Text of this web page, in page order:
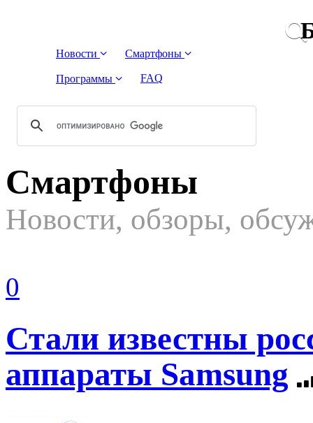
Новости Смартфоны
Программы FAQ
Смартфоны
Новости, обзоры,
0
Стали известны
аппараты Samsung